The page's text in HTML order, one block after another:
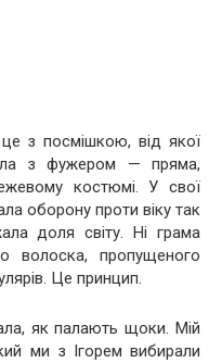
з посмішкою, від якої
з фужером — пряма,
костюмі. У свої
оборону проти віку так
доля світу. Ні грама
волоска, пропущеного
Це принцип.
як палають щоки. Мій
ми з Ігорем вибирали